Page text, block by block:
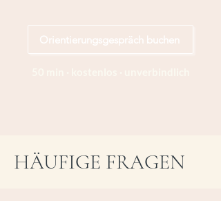
Orientierungsgespräch buchen
HÄUFIGE FRAGEN